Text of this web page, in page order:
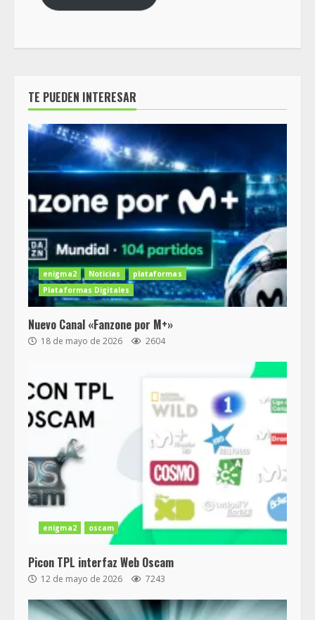
TE PUEDEN INTERESAR
enigma2 Noticias
plataformas
Plataformas Digitales
Nuevo Canal «Fanzone por M+»
18 de mayo de 2026 2604
enigma2 oscam
Picon TPL interfaz Web Oscam
12 de mayo de 2026 7243